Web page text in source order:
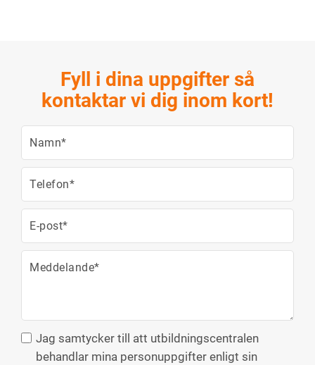
Fyll i dina uppgifter så
kontaktar vi dig inom kort!
Jag samtycker till att utbildningscentralen
behandlar mina personuppgifter enligt sin